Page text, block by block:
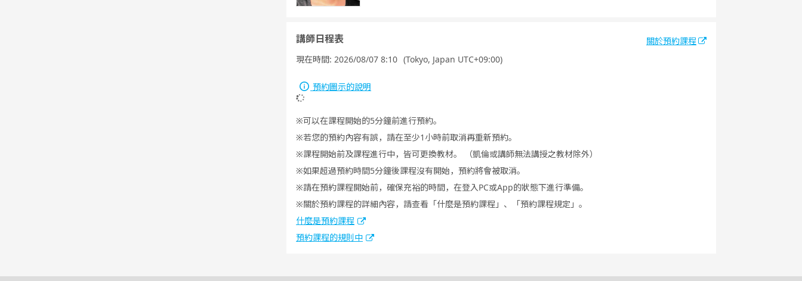
講師日程表
關於預約課程
現在時間: 2026/08/07 8:10 (Tokyo, Japan UTC+09:00)
預約圖示的說明
可以在課程開始的5分鐘前進行預約。
若您的預約內容有誤，請在至少1小時前取消再重新預約。
課程開始前及課程進行中，皆可更換教材。 （凱倫或講師無法講授之教材除外）
如果超過預約時間5分鐘後課程沒有開始，預約將會被取消。
請在預約課程開始前，確保充裕的時間，在登入PC或App的狀態下進行準備。
關於預約課程的詳細內容，請查看「什麼是預約課程」、「預約課程規定」。
什麼是預約課程
預約課程的規則中